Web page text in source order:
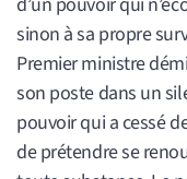
sinon à sa propre
Premier ministre
son poste dans un
pouvoir qui a cessé
de prétendre se